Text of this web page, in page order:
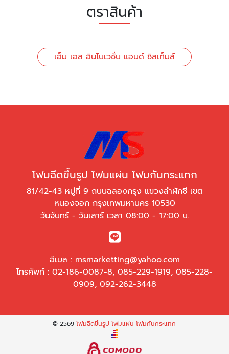
ตราสินค้า
เอ็ม เอส อินโนเวชั่น แอนด์ ซิสเท็มส์
โฟมฉีดขึ้นรูป โฟมแผ่น โฟมกันกระแทก
81/42-43 หมู่ที่ 9 ถนนฉลองกรุง แขวงลำผักชี เขต
หนองจอก กรุงเทพมหานคร 10530
วันจันทร์ - วันเสาร์ เวลา 08:00 - 17:00 น.
อีเมล : msmarketting@yahoo.com
โทรศัพท์ : 02-186-0087-8, 085-229-1919, 085-228-
0909, 092-262-3448
© 2569โฟมฉีดขึ้นรูป โฟมแผ่น โฟมกันกระแทก